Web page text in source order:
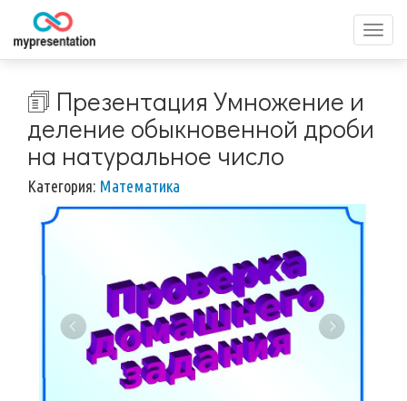
меню
🗊 Презентация Умножение и
деление обыкновенной дроби
на натуральное число
Категория: Математика